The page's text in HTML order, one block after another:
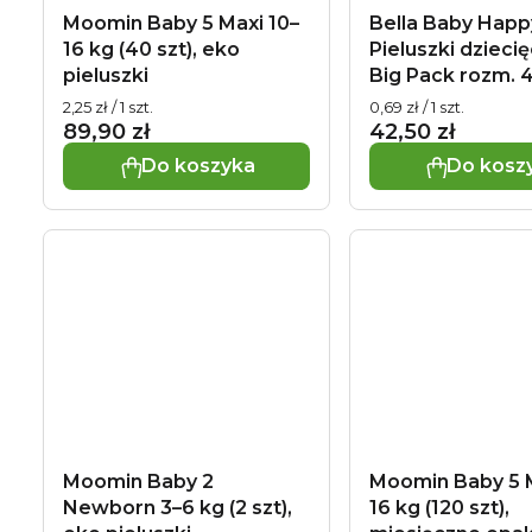
Moomin Baby 5 Maxi 10–
16 kg (40 szt), eko
pieluszki
89,90 zł
Cena
jednostkowa:
2,25 zł / 1 szt.
Do koszyka
Bella Baby
Pieluszki
Big Pack rozm.
42,50 zł
Cena
jednostkowa:
0,69 zł / 1 szt.
Do
Moomin Baby 2
Newborn 3–6 kg (2 szt),
Moomin Baby 5
16 kg (120 szt),